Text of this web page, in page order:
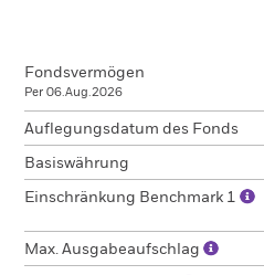
Fondsvermögen
Per 06.Aug.2026
Auflegungsdatum des Fonds
Basiswährung
Einschränkung Benchmark 1
Max. Ausgabeaufschlag